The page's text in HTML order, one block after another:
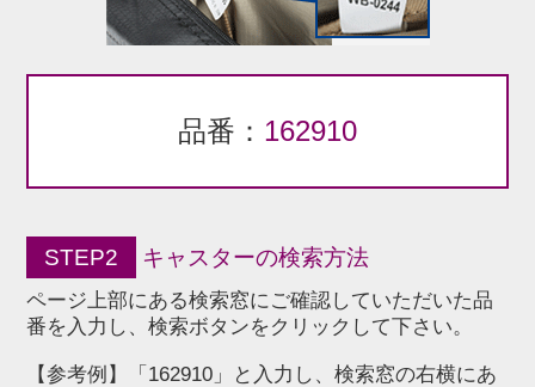
品番： 162910
STEP2 キャスターの検索方法
ページ上部にある検索窓にご確認していただいた品
番を入力し、検索ボタンをクリックして下さい。
【参考例】「162910」と入力し、検索窓の右横にあ